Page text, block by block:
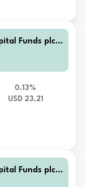
Funds plc -
Innovation F
0.13%
USD 23.21
Funds plc -
Innovation F